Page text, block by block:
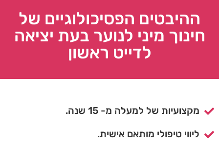
ההיבטים הפסיכולוגיים של
חינוך מיני לנוער בעת יציאה
לדייט ראשון
מקצועיות של למעלה מ- 15 שנה.
ליווי טיפולי מותאם אישית.